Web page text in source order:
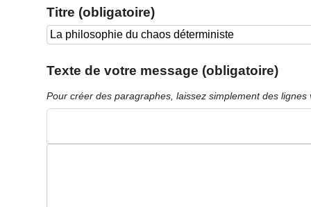
Titre (obligatoire)
Texte de votre message (obligatoire)
Pour créer des paragraphes, laissez simplement des lignes